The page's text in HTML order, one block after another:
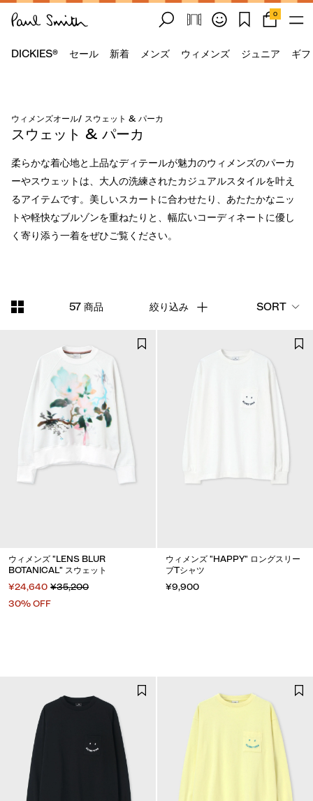
0
DICKIES® セール 新着 メンズ ウィメンズ ジュニア ギ
ウィメンズオール/ スウェット & パーカ
スウェット & パーカ
柔らかな着心地と上品なディテールが魅力のウィメンズのパーカ
ーやスウェットは、大人の洗練されたカジュアルスタイルを叶え
るアイテムです。美しいスカートに合わせたり、あたたかなニッ
トや軽快なブルゾンを重ねたりと、幅広いコーディネートに優し
く寄り添う一着をぜひご覧ください。
57 商品 絞り込み SORT
ウィメンズ "LENS BLUR
BOTANICAL" スウェット
¥24,640 ¥35,200
30% OFF
ウィメンズ "HAPPY" ロングスリー
ブTシャツ
¥9,900